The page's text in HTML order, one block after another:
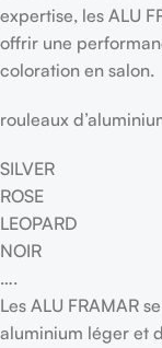
expertise, les ALU
offrir une
coloration en salon.
rouleaux
SILVER
ROSE
LEOPARD
NOIR
….
Les ALU FRAMAR
aluminium léger et